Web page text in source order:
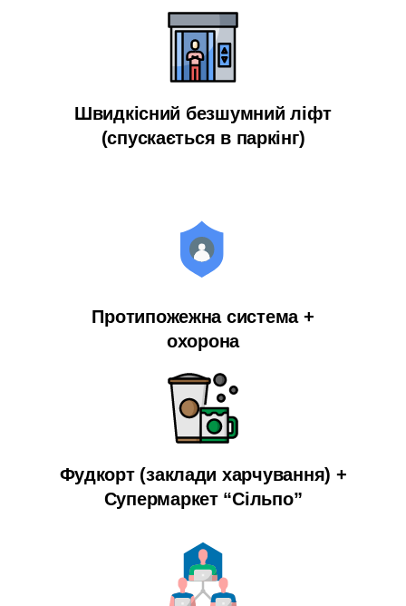
Швидкісний безшумний ліфт
(спускається в паркінг)
Протипожежна система +
охорона
Фудкорт (заклади харчування) +
Супермаркет “Сільпо”